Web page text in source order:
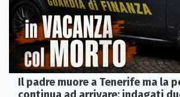
Il padre muore a Tenerife ma la
continua ad arrivare: indagati